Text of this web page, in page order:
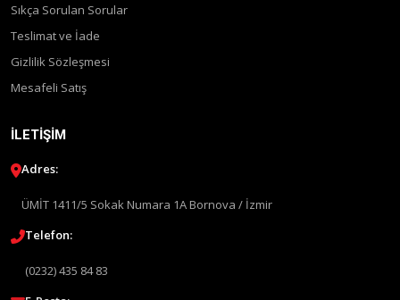
Sıkça Sorulan Sorular
Teslimat ve İade
Gizlilik Sözleşmesi
Mesafeli Satış
İLETIŞIM
Adres:
ÜMİT 1411/5 Sokak Numara 1A Bornova / İzmir
Telefon:
(0232) 435 84 83